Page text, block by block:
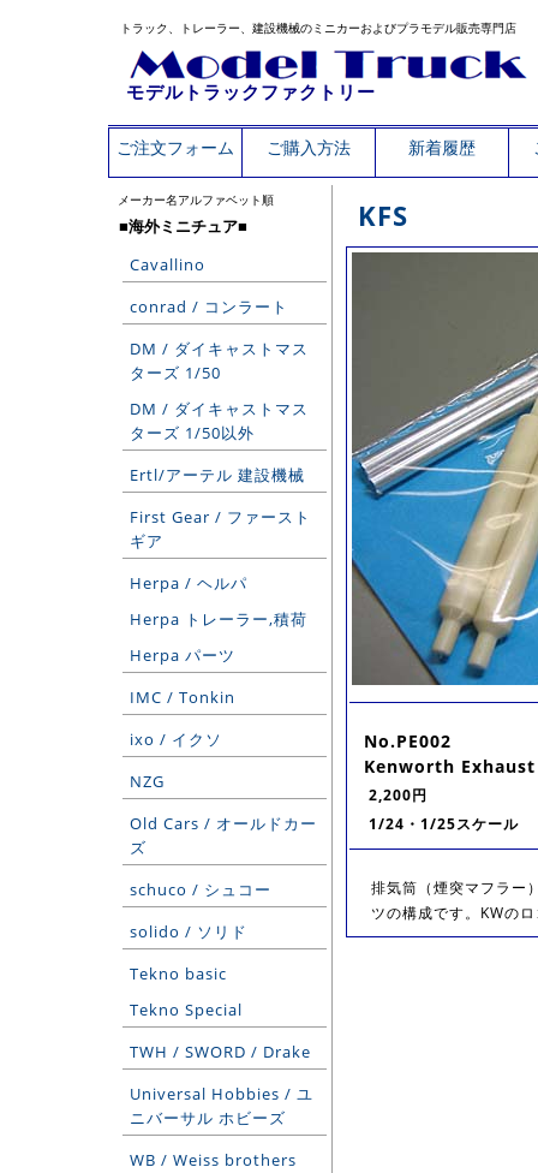
トラック、トレーラー、建設機械のミニカーおよびプラモデル販売専門店
モデルトラックファクトリー
ご注文フォーム ご購入方法 新着履歴
メーカー名アルファベット順
■海外ミニチュア■
Cavallino
conrad / コンラート
DM / ダイキャストマス
ターズ 1/50
DM / ダイキャストマス
ターズ 1/50以外
Ertl/アーテル 建設機械
First Gear / ファースト
ギア
Herpa / ヘルパ
Herpa トレーラー,積荷
Herpa パーツ
IMC / Tonkin
ixo / イクソ
NZG
Old Cars / オールドカー
ズ
schuco / シュコー
solido / ソリド
Tekno basic
Tekno Special
TWH / SWORD / Drake
Universal Hobbies / ユ
ニバーサル ホビーズ
WB / Weiss brothers
KFS
No.PE002
Kenworth
2,200円
1/24・1/25スケール
排気筒（煙突マフラー
ツの構成です。KWの